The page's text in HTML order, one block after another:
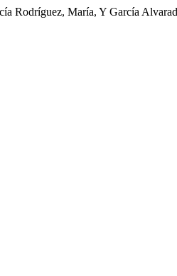
Rodríguez, María, Y García